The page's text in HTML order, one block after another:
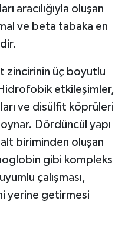
aracılığıyla oluşan
ve beta tabaka en
zincirinin üç boyutlu
etkileşimler,
ve disülfit köprüleri
Dördüncül yapı
biriminden oluşan
gibi kompleks
çalışması,
yerine getirmesi